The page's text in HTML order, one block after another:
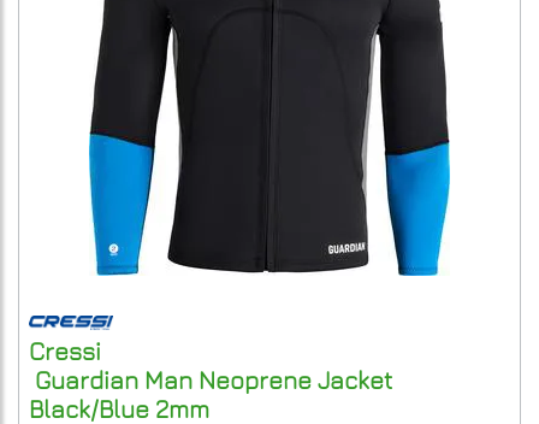
Cressi
Guardian Man Neoprene Jacket
Black/Blue 2mm